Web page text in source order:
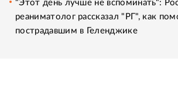
"Этот день лучше не вспоминать":
реаниматолог рассказал "РГ", как
пострадавшим в Геленджике